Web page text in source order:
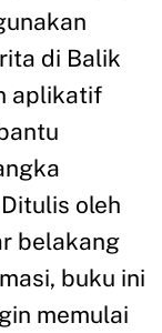
di Balik
aplikatif
oleh
belakang
buku ini
memulai